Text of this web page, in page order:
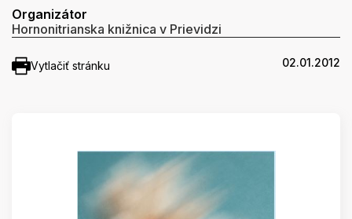
Organizátor
Hornonitrianska knižnica v Prievidzi
Vytlačiť stránku 02.01.2012